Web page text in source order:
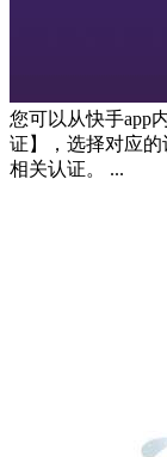
您可以从快手app
证】，选择对应
相关认证。 ...